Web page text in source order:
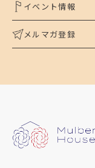
イベント情報
メルマガ登録